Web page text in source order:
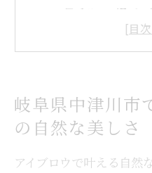
眉毛サロン選びで
眉毛カットや眉
清潔感アップに
アイブロウ施術
リフトアップで
眉毛アートの持続
メイク崩れを防ぐ
岐阜県中津川市
の自然な美しさ
アイブロウで叶える自然